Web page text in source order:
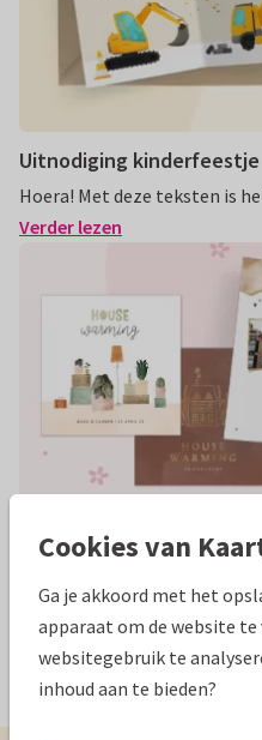
Uitnodiging kinderfeestje
Hoera! Met deze teksten is
Verder lezen
Uitnodiging
Verder lezen
Bekijk alle
Cookies van
Ga je akkoord met het
apparaat om de website
websitegebruik te
inhoud aan te bieden?